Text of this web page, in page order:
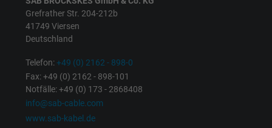
Laufzeit 1 Jahr
Anzeigenausrichtung und
Name spin, Facebook Pixel
Anbieter Facebook Ireland Ltd.
Grefrather Str. 204-212b
41749 Viersen
Deutschland
Telefon:+49 (0) 2162 - 898-0
Fax: +49 (0) 2162 - 898-101
Notfälle: +49 (0) 173 - 2868408
info@sab-cable.com
www.sab-kabel.de